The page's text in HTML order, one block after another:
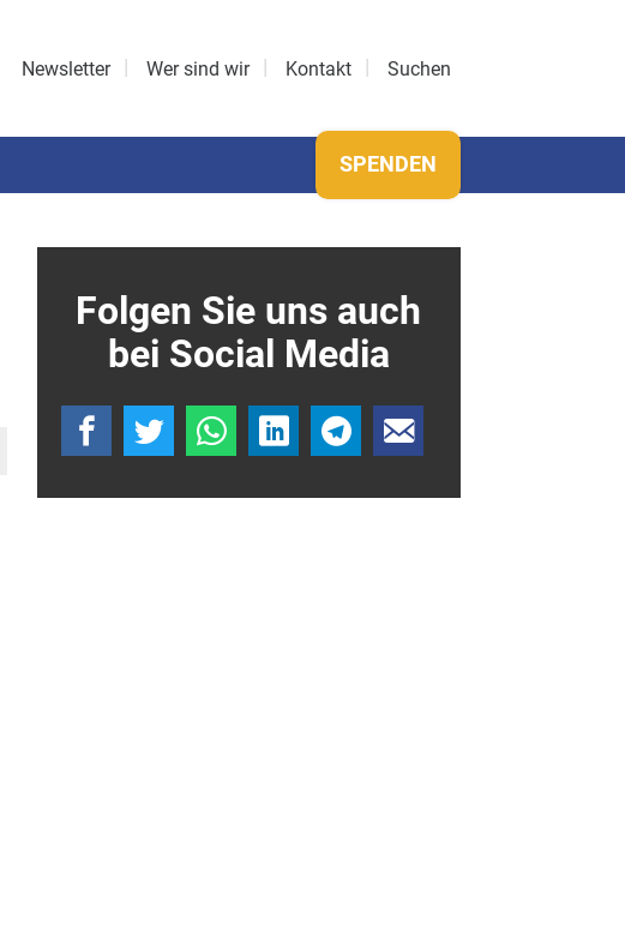
Newsletter Wer sind wir Kontakt Suchen
SPENDEN
Folgen Sie uns auch
bei Social Media